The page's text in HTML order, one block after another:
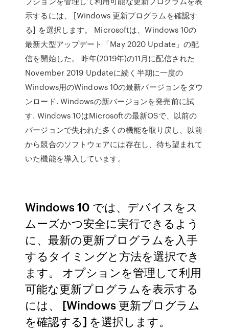
示するには、 [Windows 更新プログラムを確認す
る] を選択します。 Microsoftは、Windows 10の
最新大型アップデート「May 2020 Update」の配
信を開始した。 昨年(2019年)の11月に配信された
November 2019 Updateに続く半期に一度の
Windows用のWindows 10の最新バージョンをダウ
ンロード. Windowsの新バージョンを発売前に試
す. Windows 10はMicrosoftの最新OSで、以前の
バージョンで失われた多くの機能を取り戻し、以前
から競合のソフトウェアには存在し、待ち望まれて
いた機能を導入しています。
Windows 10 では、デバイスをス
ムーズかつ安全に実行できるよう
に、最新の更新プログラムを入手
するタイミングと方法を選択でき
ます。 オプションを管理して利用
可能な更新プログラムを表示する
には、 [Windows 更新プログラム
を確認する] を選択します。